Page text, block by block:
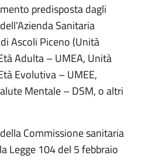
predisposta dagli
Sanitaria
Ascoli Piceno (Unità
Adulta – UMEA, Unità
Evolutiva – UMEE,
Mentale – DSM, o altri
Commissione sanitaria
Legge 104 del 5 febbraio